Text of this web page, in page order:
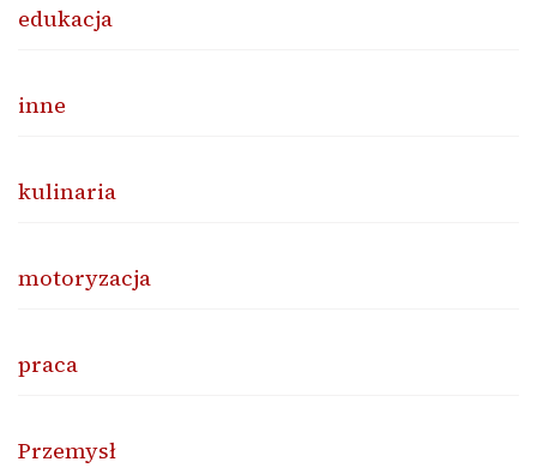
edukacja
inne
kulinaria
motoryzacja
praca
Przemysł